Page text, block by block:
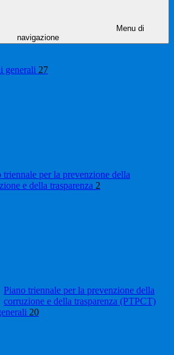
Menu di
navigazione
generali 27
triennale per la prevenzione della
e della trasparenza 2
Piano triennale per la prevenzione della
corruzione e della trasparenza (PTPCT)
20